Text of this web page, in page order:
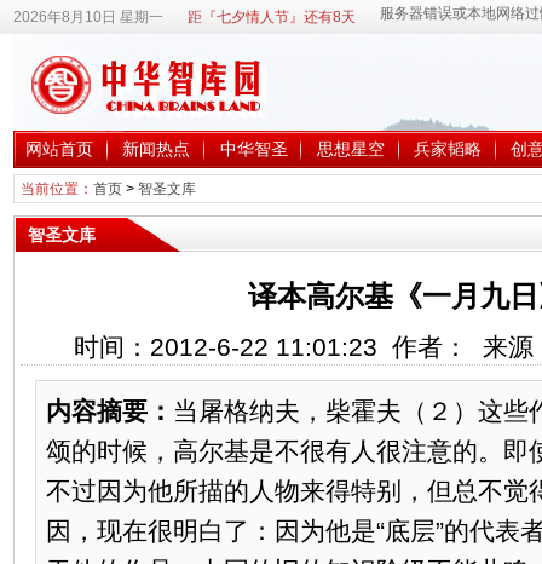
2026年8月10日 星期一 距『七夕情人节』还有8天
网站首页 新闻热点 中华智圣 思想星空 兵家韬略 创
当前位置： 首页> 智圣文库
智圣文库
译本高尔基《一月九
时间：2012-6-22 11:01:23 作者： 来
内容摘要： 当屠格纳夫，柴霍夫（２）这些
颂的时候，高尔基是不很有人很注意的。即
不过因为他所描的人物来得特别，但总不觉
因，现在很明白了：因为他是“底层”的代表